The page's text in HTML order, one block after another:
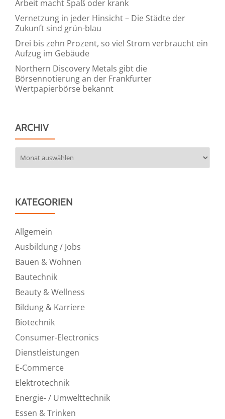
Arbeit macht Spaß oder krank
Vernetzung in jeder Hinsicht – Die Städte der
Zukunft sind grün-blau
Drei bis zehn Prozent, so viel Strom verbraucht ein
Aufzug im Gebäude
Northern Discovery Metals gibt die
Börsennotierung an der Frankfurter
Wertpapierbörse bekannt
ARCHIV
KATEGORIEN
Allgemein
Ausbildung / Jobs
Bauen & Wohnen
Bautechnik
Beauty & Wellness
Bildung & Karriere
Biotechnik
Consumer-Electronics
Dienstleistungen
E-Commerce
Elektrotechnik
Energie- / Umwelttechnik
Essen & Trinken